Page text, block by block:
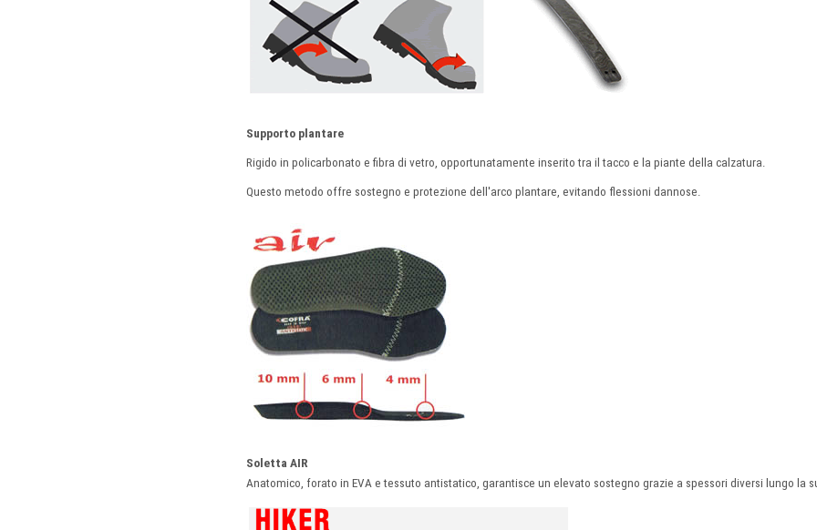
Supporto plantare
Rigido in policarbonato e fibra di vetro, opportunatamente inserito tra il tacco e la piante della calzatura.
Questo metodo offre sostegno e protezione dell'arco plantare, evitando flessioni dannose.
Soletta AIR
Anatomico, forato in EVA e tessuto antistatico, garantisce un elevato sostegno grazie a spessori diversi lungo la